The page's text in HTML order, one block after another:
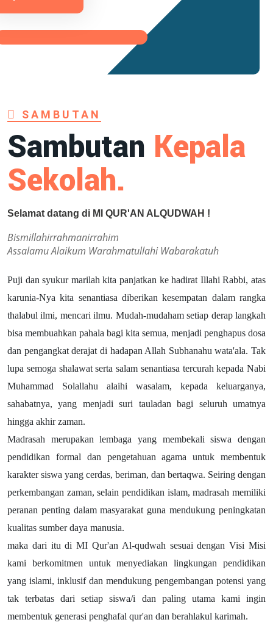
SAMBUTAN
Sambutan Kepala
Sekolah.
Selamat datang di MI QUR'AN ALQUDWAH !
Bismillahirrahmanirrahim
Assalamu Alaikum Warahmatullahi Wabarakatuh
Puji dan syukur marilah kita panjatkan ke hadirat Illahi Rabbi, atas
karunia-Nya kita senantiasa diberikan kesempatan dalam rangka
thalabul ilmi, mencari ilmu. Mudah-mudaham setiap derap langkah
bisa membuahkan pahala bagi kita semua, menjadi penghapus dosa
dan pengangkat derajat di hadapan Allah Subhanahu wata'ala. Tak
lupa semoga shalawat serta salam senantiasa tercurah kepada Nabi
Muhammad Solallahu alaihi wasalam, kepada keluarganya,
sahabatnya, yang menjadi suri tauladan bagi seluruh umatnya
hingga akhir zaman.
Madrasah merupakan lembaga yang membekali siswa dengan
pendidikan formal dan pengetahuan agama untuk membentuk
karakter siswa yang cerdas, beriman, dan bertaqwa. Seiring dengan
perkembangan zaman, selain pendidikan islam, madrasah memiliki
peranan penting dalam masyarakat guna mendukung peningkatan
kualitas sumber daya manusia.
maka dari itu di MI Qur'an Al-qudwah sesuai dengan Visi Misi
kami berkomitmen untuk menyediakan lingkungan pendidikan
yang islami, inklusif dan mendukung pengembangan potensi yang
tak terbatas dari setiap siswa/i dan paling utama kami ingin
membentuk generasi penghafal qur'an dan berahlakul karimah.